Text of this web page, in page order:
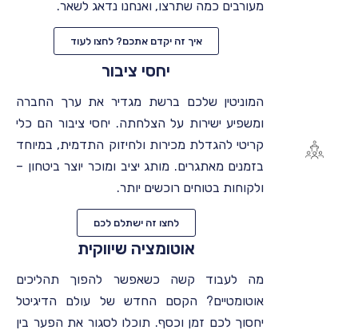
מעורבים כמה שתרצו, ואנחנו נדאג לשאר.
איך זה יקדם אתכם? לחצו לעוד
יחסי ציבור
המוניטין שלכם ברשת מגדיר את ערך החברה
ומשפיע ישירות על הצלחתה. יחסי ציבור הם כלי
קריטי להגדלת מכירות ולחיזוק התדמית, במיוחד
בזמנים מאתגרים. מותג יציב ומוכר יוצר ביטחון –
ולקוחות בטוחים רוכשים יותר.
לחצו זה ישתלם לכם
אוטומציה שיווקית
מה לעבוד קשה כשאפשר להפוך תהליכים
אוטומטיים? הקסם החדש של עולם הדיגיטל
יחסוך לכם זמן וכסף. תוכלו לסגור את הפער בין